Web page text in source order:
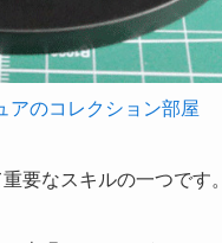
アのコレクション部屋
要なスキルの一つです。